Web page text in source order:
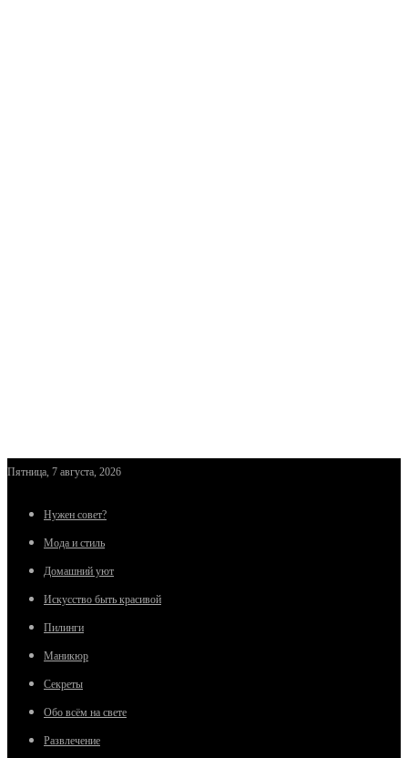
Пятница, 7 августа, 2026
Нужен совет?
Мода и стиль
Домашний уют
Искусство быть красивой
Пилинги
Маникюр
Секреты
Обо всём на свете
Развлечение